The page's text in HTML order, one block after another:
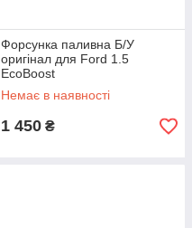
Форсунка паливна Б/У
оригінал для Ford 1.5
EcoBoost
Немає в наявності
1 450 ₴